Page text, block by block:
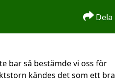
Dela
bar så bestämde vi oss för
kändes det som ett bra